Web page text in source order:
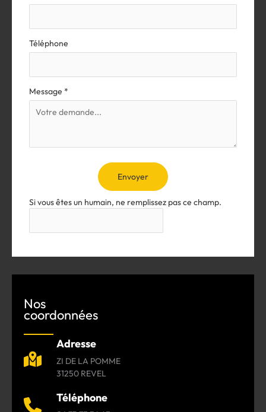
Téléphone
Message *
Envoyer
Si vous êtes un humain, ne remplissez pas ce champ.
Nos
coordonnées
Adresse
ZI DE LA POMME
31250 REVEL
Téléphone